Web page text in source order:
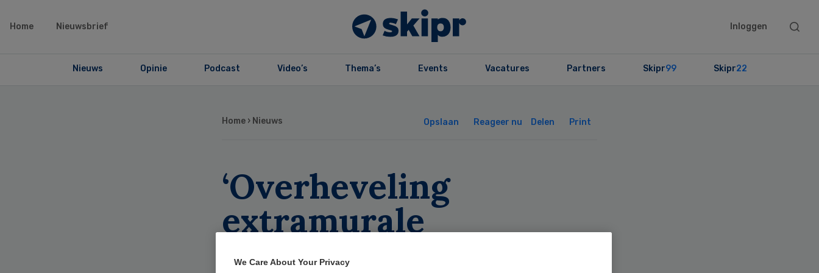
Home Nieuwsbrief Inloggen
Search
Nieuws Opinie Podcast Video’s Thema’s Events Vacatures Partners Skipr99 Skipr22
Home › Nieuws Opslaan Reageer nu Delen Print
‘Overheveling
extramurale
medicijnen dupeert
We Care About Your Privacy